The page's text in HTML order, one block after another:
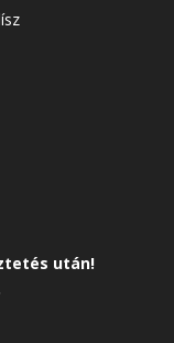
után!